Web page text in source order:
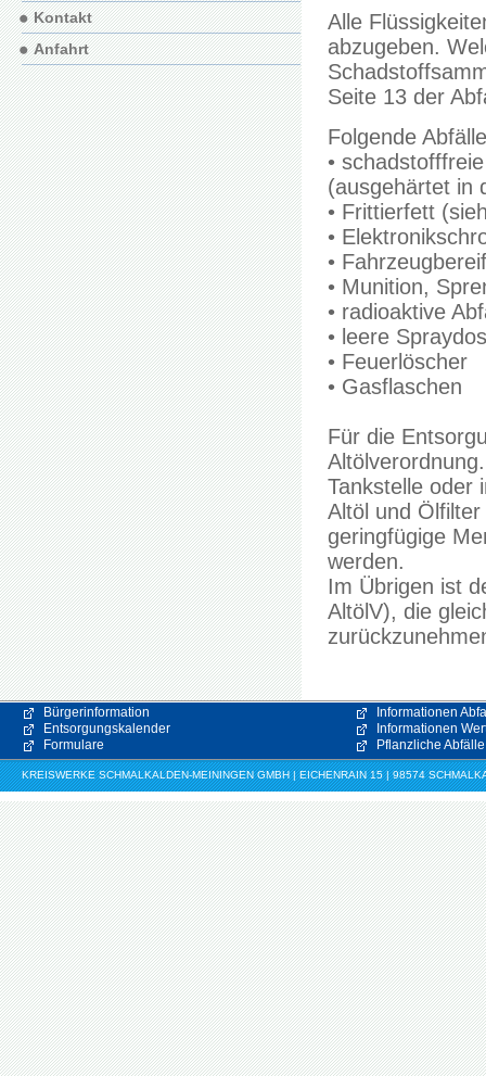
Alle
abzugeben.
Seite 13 der
Folgende
•
(ausgehärtet in
• Frittierfett
•
•
• Munition,
• radioaktive
• leere
• Feuerlöscher
• Gasflaschen
Für die
Tankstelle oder
Altöl und
geringfügige
werden.
Im Übrigen ist
AltölV), die
Kontakt
Anfahrt
Bürgerinformation
Entsorgungskalender
Formulare
Informationen
Informationen
Pflanzliche Abfälle
KREISWERKE SCHMALKALDEN-MEININGEN GMBH | EICHENRAIN 15 | 98574